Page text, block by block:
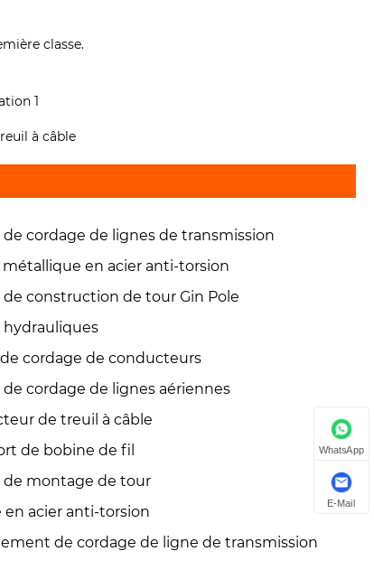
classe.
à câble
de cordage de lignes de transmission
métallique en acier anti-torsion
de construction de tour Gin Pole
hydrauliques
cordage de conducteurs
cordage de lignes aériennes
de treuil à câble
de bobine de fil
de montage de tour
en acier anti-torsion
de cordage de ligne de transmission
WhatsApp
E-Mail